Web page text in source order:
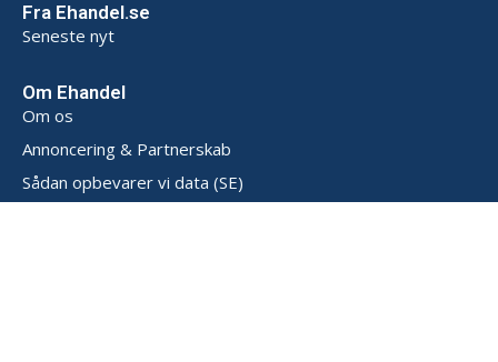
Fra Ehandel.se
Seneste nyt
Om Ehandel
Om os
Annoncering & Partnerskab
Sådan opbevarer vi data (SE)